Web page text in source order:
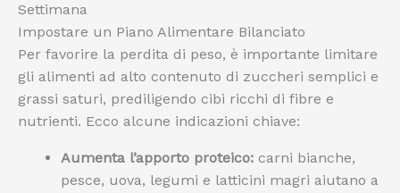
Settimana
Impostare un Piano Alimentare Bilanciato
Per favorire la perdita di peso, è importante limitare
gli alimenti ad alto contenuto di zuccheri semplici e
grassi saturi, prediligendo cibi ricchi di fibre e
nutrienti. Ecco alcune indicazioni chiave:
Aumenta l’apporto proteico: carni bianche,
pesce, uova, legumi e latticini magri aiutano a